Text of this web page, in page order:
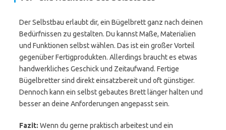
Der Selbstbau erlaubt dir, ein Bügelbrett ganz nach deinen
Bedürfnissen zu gestalten. Du kannst Maße, Materialien
und Funktionen selbst wählen. Das ist ein großer Vorteil
gegenüber Fertigprodukten. Allerdings braucht es etwas
handwerkliches Geschick und Zeitaufwand. Fertige
Bügelbretter sind direkt einsatzbereit und oft günstiger.
Dennoch kann ein selbst gebautes Brett länger halten und
besser an deine Anforderungen angepasst sein.
Fazit: Wenn du gerne praktisch arbeitest und ein